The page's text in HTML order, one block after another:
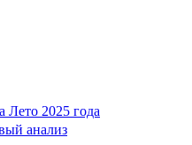
Лето 2025 года
анализ